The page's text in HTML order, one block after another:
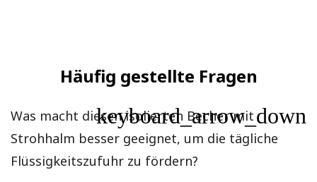
Häufig gestellte Fragen
Was macht diesen isolierten Becher mit
Strohhalm besser geeignet, um die tägliche
Flüssigkeitszufuhr zu fördern?
keyboard_arrow_down